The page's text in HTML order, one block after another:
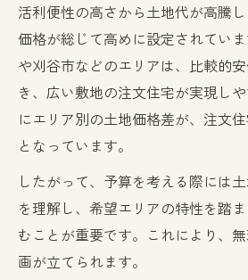
活利便性の高さから土地代が高騰
価格が総じて高めに設定されてい
や刈谷市などのエリアは、比較的
き、広い敷地の注文住宅が実現し
にエリア別の土地価格差が、注文
となっています。
したがって、予算を考える際には
を理解し、希望エリアの特性を踏
むことが重要です。これにより、
画が立てられます。